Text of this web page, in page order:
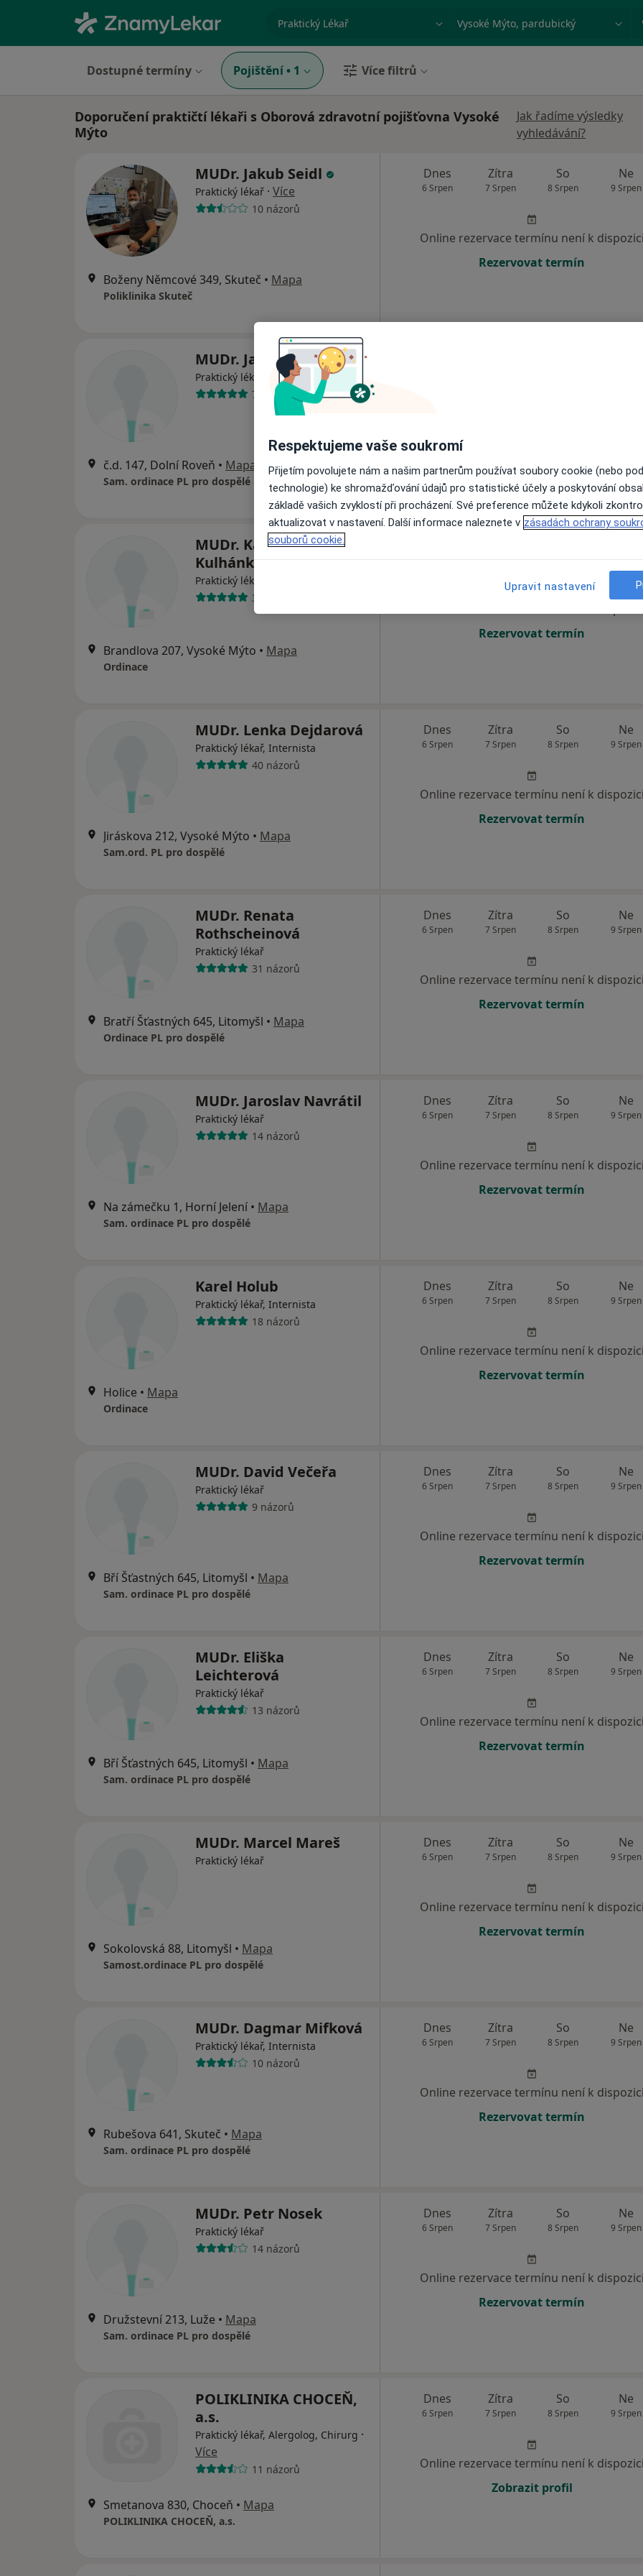
specializace, nemoc nebo příjmení Město nebo region
Dostupné termíny Pojištění • 1 Více filtrů
Doporučení praktičtí lékaři s Oborová zdravotní pojišťovna Vysoké
Mýto
Jak řadíme výsledky
vyhledávání?
MUDr. Jakub Seidl
Praktický lékař · Více
10 názorů
Boženy Němcové 349, Skuteč • Mapa
Poliklinika Skuteč
Dnes
6 Srpen
Zítra
7 Srpen
So
8 Srpen
Ne
9 Srpen
Online rezervace termínu není k dispozici
Rezervovat termín
MUDr. Jana Ižáková
Praktický lékař
7 názorů
č.d. 147, Dolní Roveň • Mapa
Sam. ordinace PL pro dospělé
MUDr. Kateřina
Kulhánková
Praktický lékař
3 názory
Brandlova 207, Vysoké Mýto • Mapa
Ordinace
Rezervovat termín
MUDr. Lenka Dejdarová
Praktický lékař, Internista
40 názorů
Jiráskova 212, Vysoké Mýto • Mapa
Sam.ord. PL pro dospělé
Dnes
6 Srpen
Zítra
7 Srpen
So
8 Srpen
Ne
9 Srpen
Online rezervace termínu není k dispozici
Rezervovat termín
MUDr. Renata
Rothscheinová
Praktický lékař
31 názorů
Bratří Šťastných 645, Litomyšl • Mapa
Ordinace PL pro dospělé
Dnes
6 Srpen
Zítra
7 Srpen
So
8 Srpen
Ne
9 Srpen
Online rezervace termínu není k dispozici
Rezervovat termín
MUDr. Jaroslav Navrátil
Praktický lékař
14 názorů
Na zámečku 1, Horní Jelení • Mapa
Sam. ordinace PL pro dospělé
Dnes
6 Srpen
Zítra
7 Srpen
So
8 Srpen
Ne
9 Srpen
Online rezervace termínu není k dispozici
Rezervovat termín
Karel Holub
Praktický lékař, Internista
18 názorů
Holice • Mapa
Ordinace
Dnes
6 Srpen
Zítra
7 Srpen
So
8 Srpen
Ne
9 Srpen
Online rezervace termínu není k dispozici
Rezervovat termín
MUDr. David Večeřa
Praktický lékař
9 názorů
Bří Šťastných 645, Litomyšl • Mapa
Sam. ordinace PL pro dospělé
Dnes
6 Srpen
Zítra
7 Srpen
So
8 Srpen
Ne
9 Srpen
Online rezervace termínu není k dispozici
Rezervovat termín
MUDr. Eliška
Leichterová
Praktický lékař
13 názorů
Bří Šťastných 645, Litomyšl • Mapa
Sam. ordinace PL pro dospělé
Dnes
6 Srpen
Zítra
7 Srpen
So
8 Srpen
Ne
9 Srpen
Online rezervace termínu není k dispozici
Rezervovat termín
MUDr. Marcel Mareš
Praktický lékař
Sokolovská 88, Litomyšl • Mapa
Samost.ordinace PL pro dospělé
Dnes
6 Srpen
Zítra
7 Srpen
So
8 Srpen
Ne
9 Srpen
Online rezervace termínu není k dispozici
Rezervovat termín
MUDr. Dagmar Mifková
Praktický lékař, Internista
10 názorů
Rubešova 641, Skuteč • Mapa
Sam. ordinace PL pro dospělé
Dnes
6 Srpen
Zítra
7 Srpen
So
8 Srpen
Ne
9 Srpen
Online rezervace termínu není k dispozici
Rezervovat termín
MUDr. Petr Nosek
Praktický lékař
14 názorů
Družstevní 213, Luže • Mapa
Sam. ordinace PL pro dospělé
Dnes
6 Srpen
Zítra
7 Srpen
So
8 Srpen
Ne
9 Srpen
Online rezervace termínu není k dispozici
Rezervovat termín
POLIKLINIKA CHOCEŇ,
a.s.
Praktický lékař, Alergolog, Chirurg ·
Více
11 názorů
Smetanova 830, Choceň • Mapa
POLIKLINIKA CHOCEŇ, a.s.
Dnes
6 Srpen
Zítra
7 Srpen
So
8 Srpen
Ne
9 Srpen
Online rezervace termínu není k dispozici
Zobrazit profil
Respektujeme vaše soukromí
Přijetím povolujete nám a našim partnerům používat soubory cookie (nebo
technologie) ke shromažďování údajů pro statistické účely a poskytování
základě vašich zvyklostí při procházení. Své preference můžete kdykoli
aktualizovat v nastavení. Další informace naleznete v zásadách ochrany
souborů cookie.
Upravit nastavení